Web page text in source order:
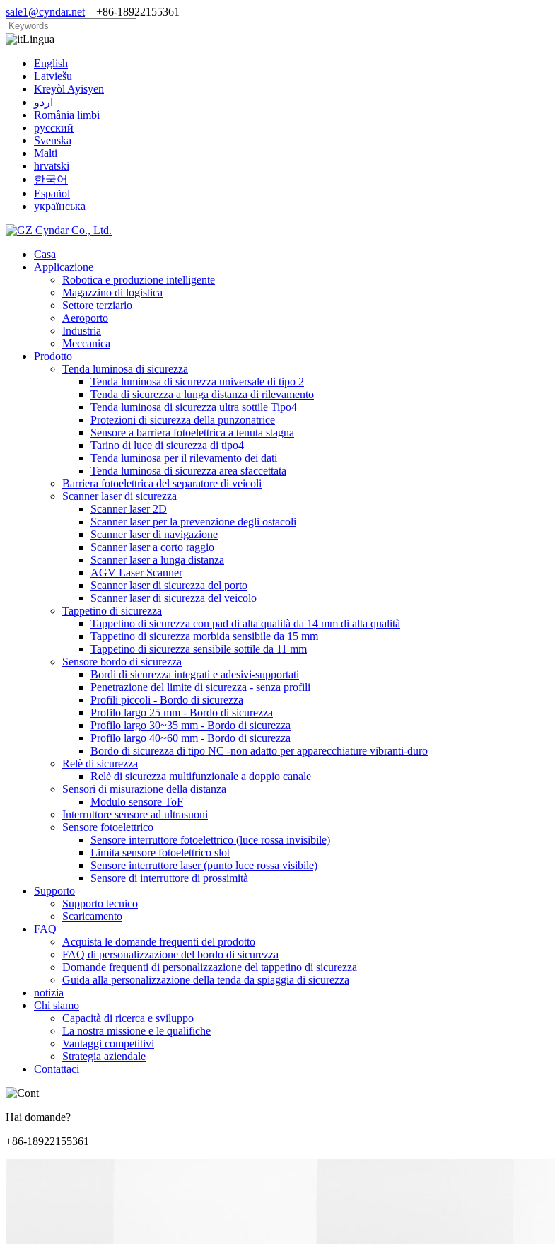
sale1@cyndar.net +86-18922155361
Lingua
English
Latviešu
Kreyòl Ayisyen
اردو
România limbi
русский
Svenska
Malti
hrvatski
한국어
Español
українська
Casa
Applicazione
Robotica e produzione intelligente
Magazzino di logistica
Settore terziario
Aeroporto
Industria
Meccanica
Prodotto
Tenda luminosa di sicurezza
Tenda luminosa di sicurezza universale di tipo 2
Tenda di sicurezza a lunga distanza di rilevamento
Tenda luminosa di sicurezza ultra sottile Tipo4
Protezioni di sicurezza della punzonatrice
Sensore a barriera fotoelettrica a tenuta stagna
Tarino di luce di sicurezza di tipo4
Tenda luminosa per il rilevamento dei dati
Tenda luminosa di sicurezza area sfaccettata
Barriera fotoelettrica del separatore di veicoli
Scanner laser di sicurezza
Scanner laser 2D
Scanner laser per la prevenzione degli ostacoli
Scanner laser di navigazione
Scanner laser a corto raggio
Scanner laser a lunga distanza
AGV Laser Scanner
Scanner laser di sicurezza del porto
Scanner laser di sicurezza del veicolo
Tappetino di sicurezza
Tappetino di sicurezza con pad di alta qualità da 14 mm di alta qualità
Tappetino di sicurezza morbida sensibile da 15 mm
Tappetino di sicurezza sensibile sottile da 11 mm
Sensore bordo di sicurezza
Bordi di sicurezza integrati e adesivi-supportati
Penetrazione del limite di sicurezza - senza profili
Profili piccoli - Bordo di sicurezza
Profilo largo 25 mm - Bordo di sicurezza
Profilo largo 30~35 mm - Bordo di sicurezza
Profilo largo 40~60 mm - Bordo di sicurezza
Bordo di sicurezza di tipo NC -non adatto per apparecchiature vibranti-duro
Relè di sicurezza
Relè di sicurezza multifunzionale a doppio canale
Sensori di misurazione della distanza
Modulo sensore ToF
Interruttore sensore ad ultrasuoni
Sensore fotoelettrico
Sensore interruttore fotoelettrico (luce rossa invisibile)
Limita sensore fotoelettrico slot
Sensore interruttore laser (punto luce rossa visibile)
Sensore di interruttore di prossimità
Supporto
Supporto tecnico
Scaricamento
FAQ
Acquista le domande frequenti del prodotto
FAQ di personalizzazione del bordo di sicurezza
Domande frequenti di personalizzazione del tappetino di sicurezza
Guida alla personalizzazione della tenda da spiaggia di sicurezza
notizia
Chi siamo
Capacità di ricerca e sviluppo
La nostra missione e le qualifiche
Vantaggi competitivi
Strategia aziendale
Contattaci
Hai domande?
+86-18922155361